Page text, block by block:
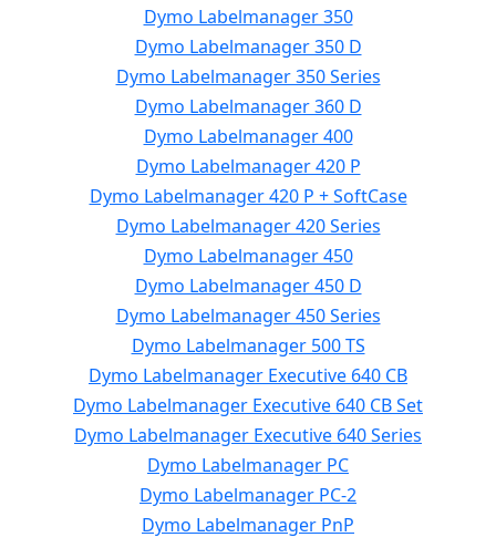
Dymo Labelmanager 350
Dymo Labelmanager 350 D
Dymo Labelmanager 350 Series
Dymo Labelmanager 360 D
Dymo Labelmanager 400
Dymo Labelmanager 420 P
Dymo Labelmanager 420 P + SoftCase
Dymo Labelmanager 420 Series
Dymo Labelmanager 450
Dymo Labelmanager 450 D
Dymo Labelmanager 450 Series
Dymo Labelmanager 500 TS
Dymo Labelmanager Executive 640 CB
Dymo Labelmanager Executive 640 CB Set
Dymo Labelmanager Executive 640 Series
Dymo Labelmanager PC
Dymo Labelmanager PC-2
Dymo Labelmanager PnP